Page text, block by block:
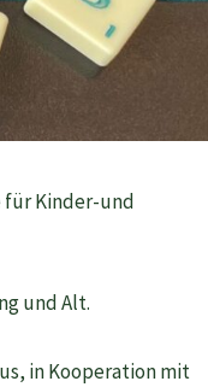
für Kinder-und
und Alt.
in Kooperation mit